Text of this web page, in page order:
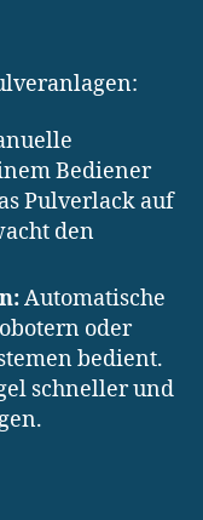
Bediener
Pulverlack auf
den
Automatische
oder
bedient.
schneller und